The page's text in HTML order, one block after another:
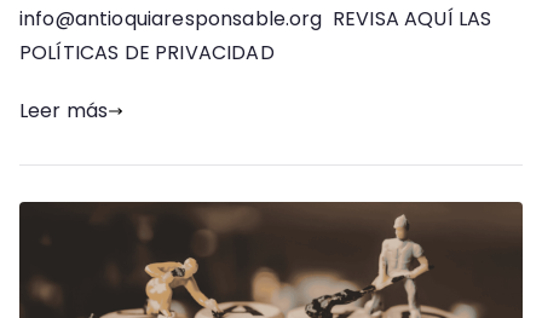
info@antioquiaresponsable.org REVISA AQUÍ LAS
POLÍTICAS DE PRIVACIDAD
Leer más